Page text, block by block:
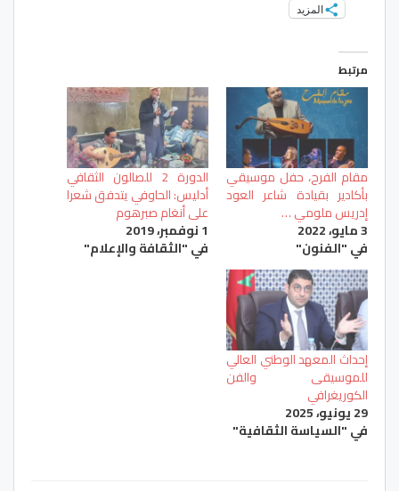
المزيد
مرتبط
مقام الفرح، حفل موسيقي
بأكادير بقيادة شاعر العود
إدريس ملومي …
3 مايو، 2022
في "الفنون"
الدورة 2 للصالون الثقافي
أدليس: الحاوفي يتدفق شعرا
على أنغام صبرهوم
1 نوفمبر، 2019
في "الثقافة والإعلام"
إحداث المعهد الوطني العالي
للموسيقى والفن
الكوريغرافي
29 يونيو، 2025
في "السياسة الثقافية"